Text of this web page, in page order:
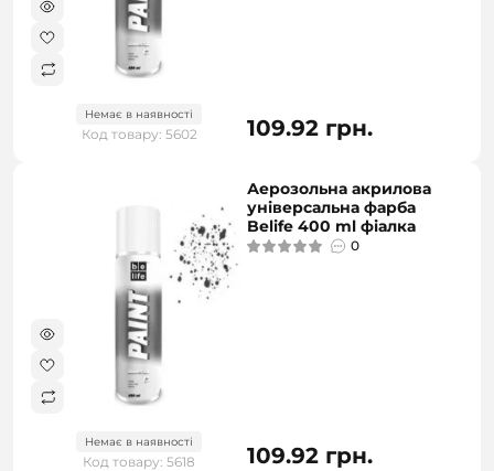
Немає в наявності
Код товару: 5602 109.92 грн.
Немає в наявності
Код товару: 5618
Аерозольна акрилова
універсальна фарба
Belife 400 ml фіалка
0
109.92 грн.